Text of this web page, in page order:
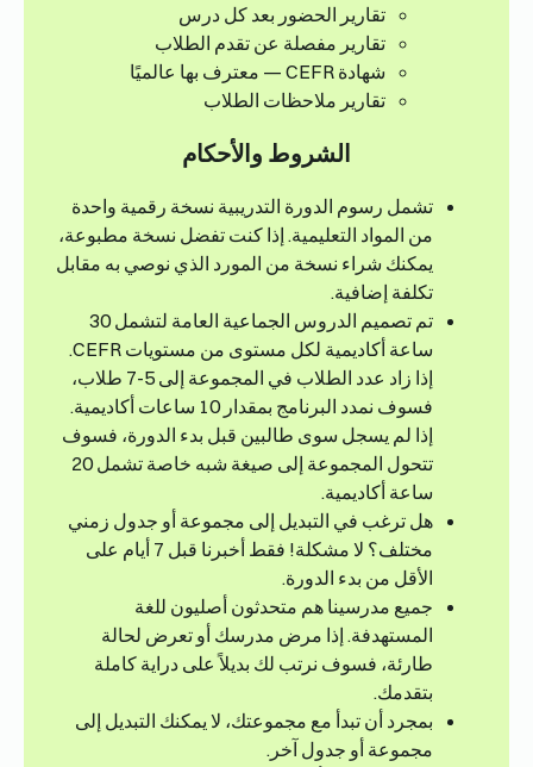
تقارير الحضور بعد كل درس
تقارير مفصلة عن تقدم الطلاب
شهادة CEFR — معترف بها عالميًا
تقارير ملاحظات الطلاب
الشروط والأحكام
تشمل رسوم الدورة التدريبية نسخة رقمية واحدة
من المواد التعليمية. إذا كنت تفضل نسخة مطبوعة،
يمكنك شراء نسخة من المورد الذي نوصي به مقابل
تكلفة إضافية.
تم تصميم الدروس الجماعية العامة لتشمل 30
ساعة أكاديمية لكل مستوى من مستويات CEFR.
إذا زاد عدد الطلاب في المجموعة إلى 5-7 طلاب،
فسوف نمدد البرنامج بمقدار 10 ساعات أكاديمية.
إذا لم يسجل سوى طالبين قبل بدء الدورة، فسوف
تتحول المجموعة إلى صيغة شبه خاصة تشمل 20
ساعة أكاديمية.
هل ترغب في التبديل إلى مجموعة أو جدول زمني
مختلف؟ لا مشكلة! فقط أخبرنا قبل 7 أيام على
الأقل من بدء الدورة.
جميع مدرسينا هم متحدثون أصليون للغة
المستهدفة. إذا مرض مدرسك أو تعرض لحالة
طارئة، فسوف نرتب لك بديلاً على دراية كاملة
بتقدمك.
بمجرد أن تبدأ مع مجموعتك، لا يمكنك التبديل إلى
مجموعة أو جدول آخر.